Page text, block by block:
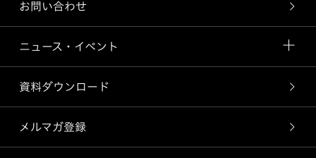
お問い合わせ
ニュース・イベント
資料ダウンロード
メルマガ登録